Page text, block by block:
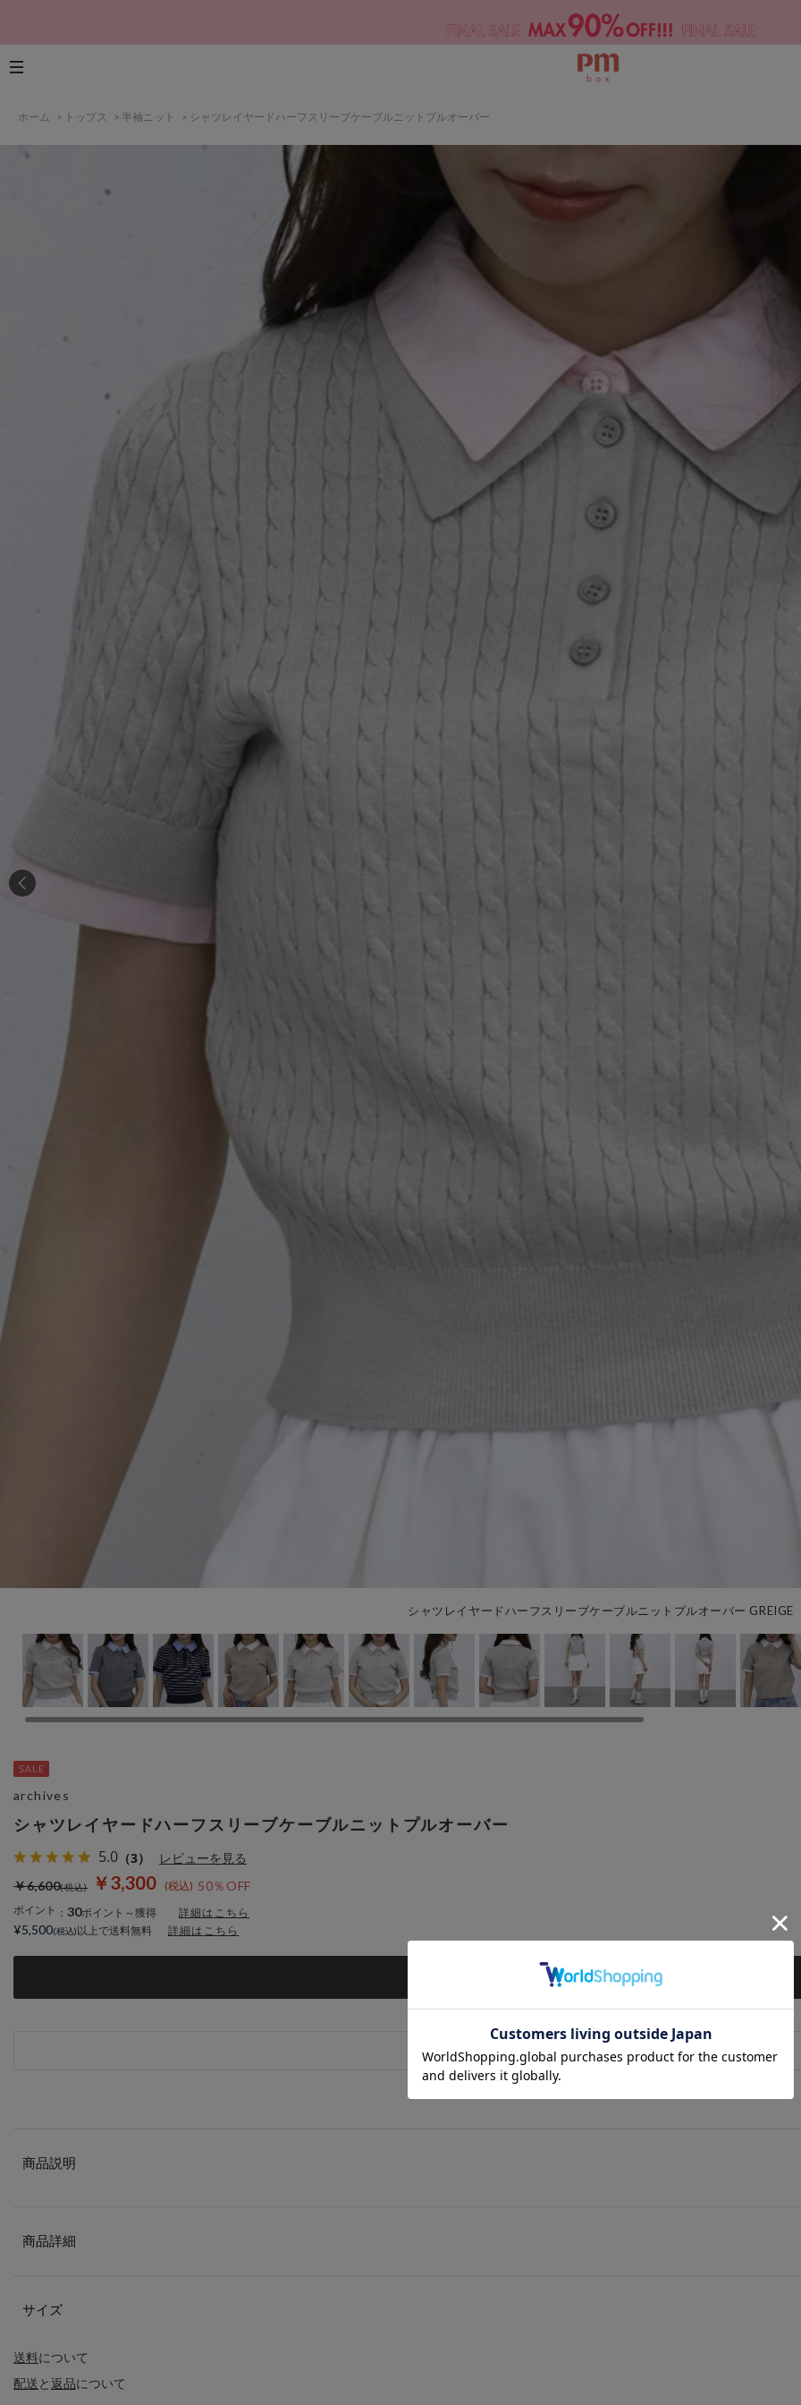
ホーム > トップス > 半袖ニット > シャツレイヤードハーフスリーブケーブルニットプルオーバー
シャツレイヤードハーフスリーブケーブルニットプルオーバー GREIGE
シャツレイヤードハーフスリーブケーブルニットプルオーバー
5.0 （3） レビューを見る
￥3,300 50％OFF
￥6,600
ポイント ： 30ポイント～獲得 詳細はこちら
カートに入れる
店舗在庫表示
archives
¥5,500 以上で送料無料 詳細はこちら
送料について
配送と返品について
商品説明
商品詳細
サイズ